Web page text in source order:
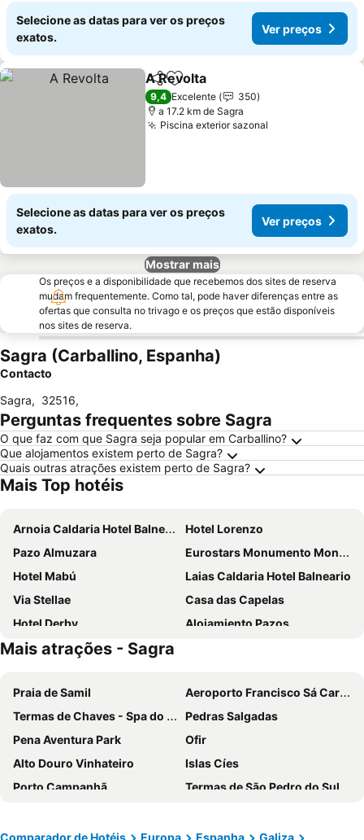
Selecione as datas para ver os preços
exatos.
Ver preços
PartilharAdicionar aos favoritos
A Revolta
9,4 Excelente
350
a 17.2 km de Sagra
Piscina exterior sazonal
Selecione as datas para ver os preços
exatos.
Ver preços
Mostrar mais
Os preços e a disponibilidade que recebemos dos sites de reserva
mudam frequentemente. Como tal, pode haver diferenças entre as
ofertas que consulta no trivago e os preços que estão disponíveis
nos sites de reserva.
Sagra (Carballino, Espanha)
Contacto
Sagra, 32516,
Perguntas frequentes sobre Sagra
O que faz com que Sagra seja popular em Carballino?
Que alojamentos existem perto de Sagra?
Quais outras atrações existem perto de Sagra?
Mais Top hotéis
Arnoia Caldaria Hotel Balneario
Hotel Lorenzo
Pazo Almuzara
Eurostars Monumento Monasterio de San Clodio Hotel
Hotel Mabú
Laias Caldaria Hotel Balneario
Via Stellae
Casa das Capelas
Hotel Derby
Alojamiento Pazos
ABADIA CALDARIA
Granxa D Outeiro
Abadía Caldaria
Hotel O´xardin
Pazo Carballo Hotel
Baccus
O Caravel
Hotel Pazo Carballo
Hotel As Termas
Ruta Das Termas
Mais atrações - Sagra
Praia de Samil
Aeroporto Francisco Sá Carneiro
Termas de Chaves - Spa do Imperador
Pedras Salgadas
Pena Aventura Park
Ofir
Alto Douro Vinhateiro
Islas Cíes
Porto Campanhã
Termas de São Pedro do Sul
Boavista
Areacova
Comparador de Hotéis Europa Espanha
Galiza